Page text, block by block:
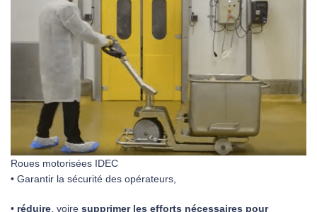
Roues motorisées IDEC
• Garantir la sécurité des opérateurs,
• réduire , voire supprimer les efforts nécessaires pour